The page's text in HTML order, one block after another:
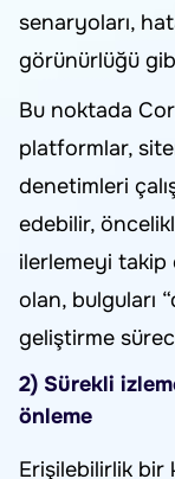
senaryoları,
görünürlüğü
Bu noktada
platformlar,
denetimleri
edebilir,
ilerlemeyi takip
olan, bulguları
geliştirme
2) Sürekli
önleme
Erişilebilirlik bir